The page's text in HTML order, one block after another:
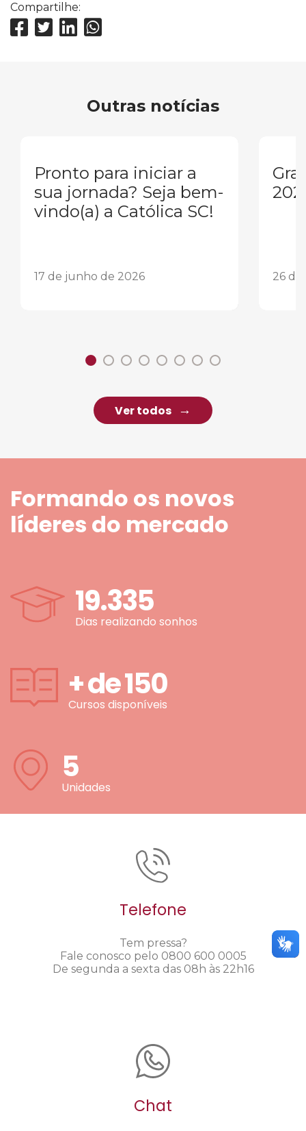
Compartilhe:
Outras notícias
Pronto para iniciar a
sua jornada? Seja bem-
vindo(a) a Católica SC!
17 de junho de 2026 26 de
Ver todos
Formando os novos
líderes do mercado
19.335
Dias realizando sonhos
+ de150
Cursos disponíveis
5
Unidades
Telefone
Tem pressa?
Fale conosco pelo 0800 600 0005
De segunda a sexta das 08h às 22h16
Chat